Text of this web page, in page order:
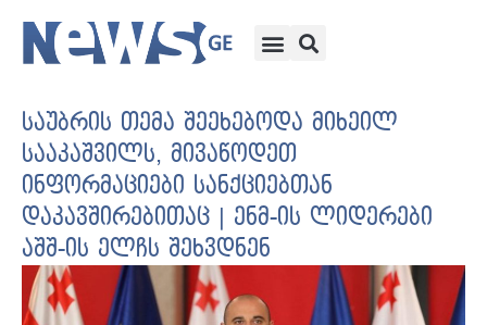
საუბრის თემა შეეხებოდა მიხეილ
სააკაშვილს, მივაწოდეთ
ინფორმაციები სანქციებთან
დაკავშირებითაც | ენმ-ის ლიდერები
აშშ-ის ელჩს შეხვდნენ